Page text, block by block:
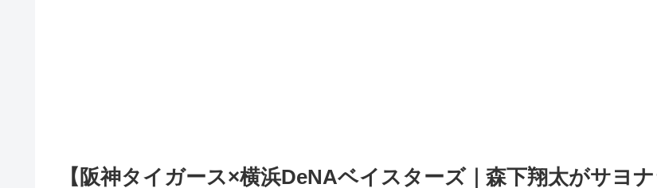
【阪神タイガース×横浜DeNAベイスターズ｜森下翔太がサヨナ